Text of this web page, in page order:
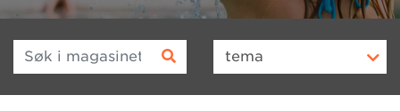
Søk i magasinet tema